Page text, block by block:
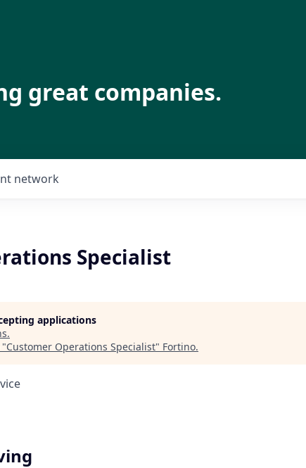
great companies.
network
Specialist
applications
.
Customer Operations Specialist" Fortino.